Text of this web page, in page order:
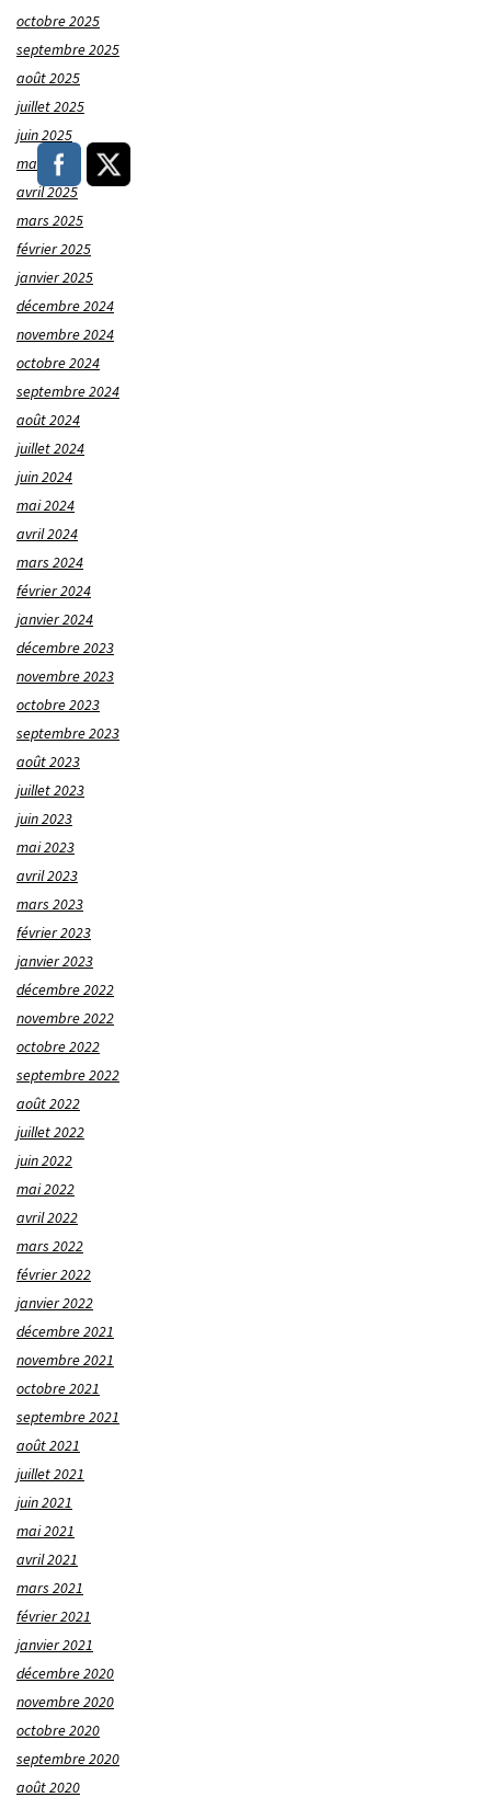
octobre 2025
septembre 2025
août 2025
juillet 2025
juin 2025
mai 2025
avril 2025
mars 2025
février 2025
janvier 2025
décembre 2024
novembre 2024
octobre 2024
septembre 2024
août 2024
juillet 2024
juin 2024
mai 2024
avril 2024
mars 2024
février 2024
janvier 2024
décembre 2023
novembre 2023
octobre 2023
septembre 2023
août 2023
juillet 2023
juin 2023
mai 2023
avril 2023
mars 2023
février 2023
janvier 2023
décembre 2022
novembre 2022
octobre 2022
septembre 2022
août 2022
juillet 2022
juin 2022
mai 2022
avril 2022
mars 2022
février 2022
janvier 2022
décembre 2021
novembre 2021
octobre 2021
septembre 2021
août 2021
juillet 2021
juin 2021
mai 2021
avril 2021
mars 2021
février 2021
janvier 2021
décembre 2020
novembre 2020
octobre 2020
septembre 2020
août 2020